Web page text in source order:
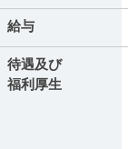
給与
待遇及び
福利厚生